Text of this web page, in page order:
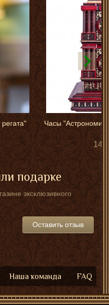
Часы
145
подарке
эксклюзивного
Оставить отзыв
Наша команда FAQ